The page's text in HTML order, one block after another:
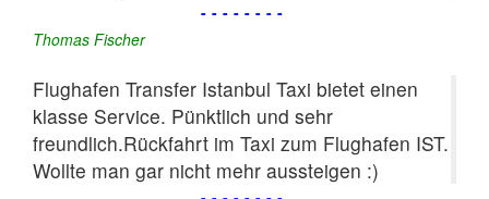
--------
Thomas Fischer
Flughafen Transfer Istanbul Taxi bietet einen
klasse Service. Pünktlich und sehr
freundlich.Rückfahrt im Taxi zum Flughafen IST.
Wollte man gar nicht mehr aussteigen :)